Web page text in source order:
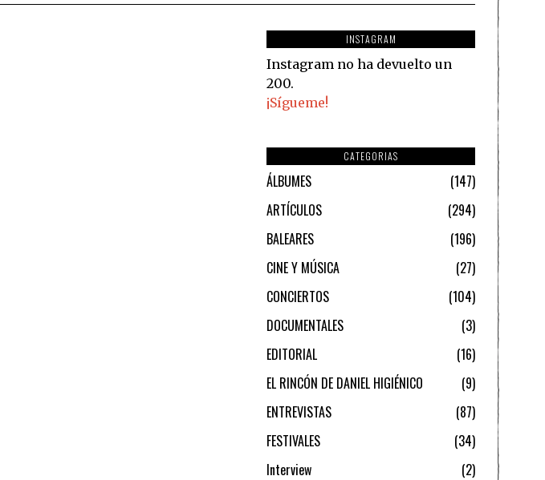
INSTAGRAM
Instagram no ha devuelto un
200.
¡Sígueme!
CATEGORIAS
ÁLBUMES
147
ARTÍCULOS
294
BALEARES
196
CINE Y MÚSICA
27
CONCIERTOS
104
DOCUMENTALES
3
EDITORIAL
16
EL RINCÓN DE DANIEL HIGIÉNICO
9
ENTREVISTAS
87
FESTIVALES
34
Interview
2